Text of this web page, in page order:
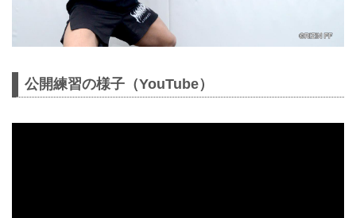
公開練習の様子（YouTube）